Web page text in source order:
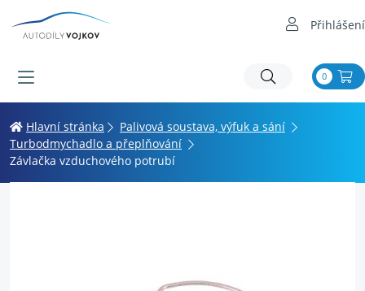
Přihlášení
0
Hlavní stránka
Palivová soustava, výfuk a sání
Turbodmychadlo a přeplňování
Závlačka vzduchového potrubí